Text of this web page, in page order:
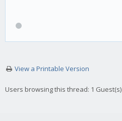
View a Printable Version
Users browsing this thread: 1 Guest(s)